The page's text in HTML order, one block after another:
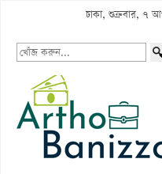
ঢাকা, শুক্রবার, ৭